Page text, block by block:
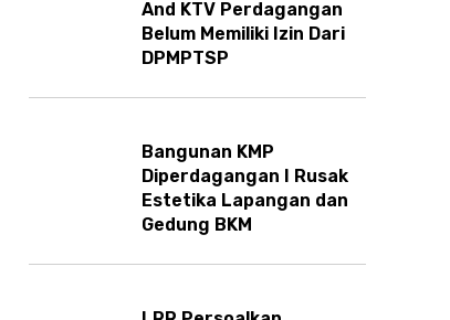
And KTV Perdagangan
Belum Memiliki Izin Dari
DPMPTSP
Bangunan KMP
Diperdagangan I Rusak
Estetika Lapangan dan
Gedung BKM